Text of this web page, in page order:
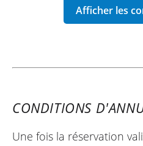
CONDITIONS
Une fois la réservation